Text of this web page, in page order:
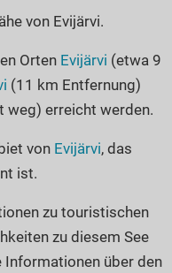
von Evijärvi.
Orten Evijärvi (etwa 9
(11 km Entfernung)
weg) erreicht werden.
von Evijärvi, das
ist.
zu touristischen
zu diesem See
Informationen über den